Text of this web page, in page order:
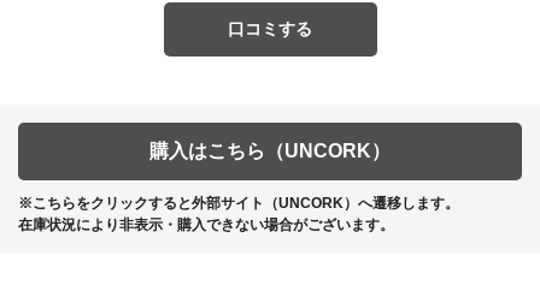
口コミする
購入はこちら（UNCORK）
※こちらをクリックすると外部サイト（UNCORK）へ遷移します。
在庫状況により非表示・購入できない場合がございます。